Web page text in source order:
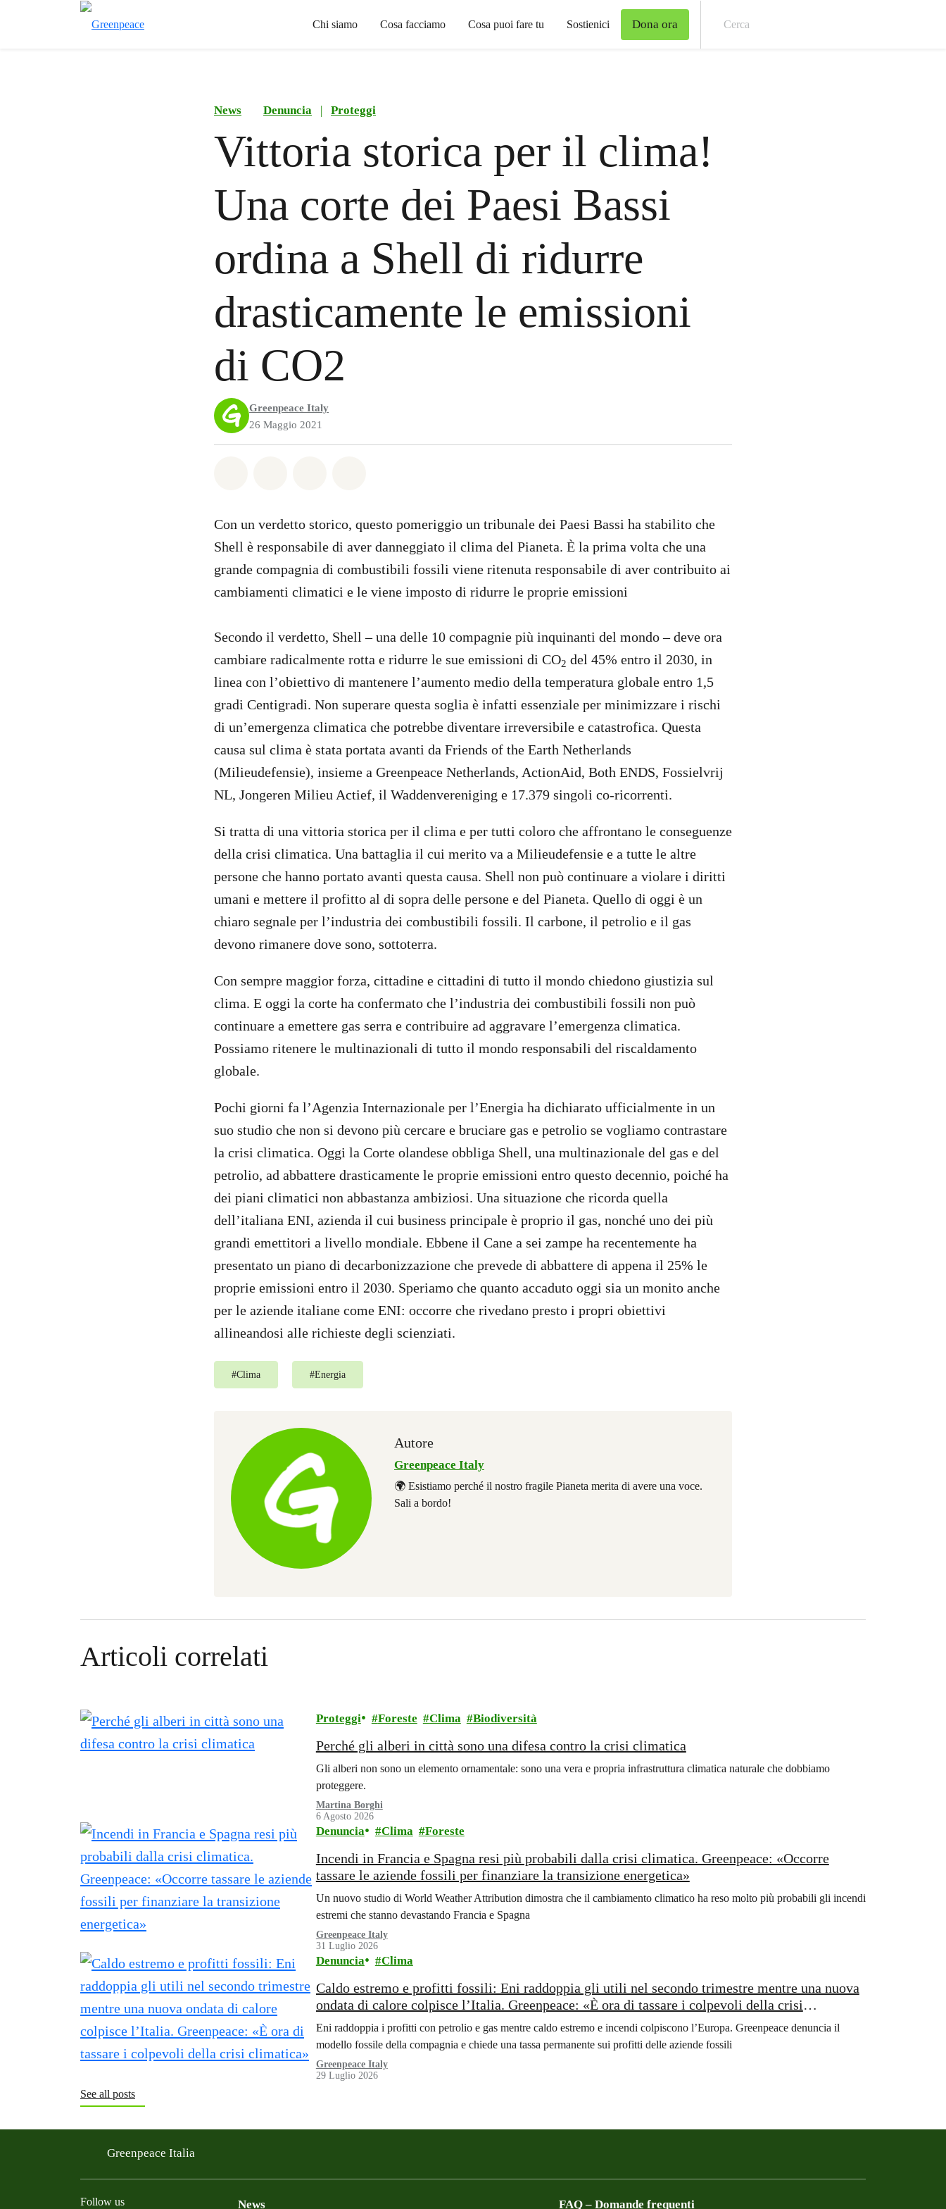
Chi siamo Cosa facciamo Cosa puoi fare tu Sostienici Dona ora
News Denuncia | Proteggi
Vittoria storica per il clima!
Una corte dei Paesi Bassi
ordina a Shell di ridurre
drasticamente le emissioni
di CO2
Greenpeace Italy
26 Maggio 2021
Con un verdetto storico, questo pomeriggio un tribunale dei Paesi Bassi ha stabilito che
Shell è responsabile di aver danneggiato il clima del Pianeta. È la prima volta che una
grande compagnia di combustibili fossili viene ritenuta responsabile di aver contribuito ai
cambiamenti climatici e le viene imposto di ridurre le proprie emissioni
Secondo il verdetto, Shell – una delle 10 compagnie più inquinanti del mondo – deve ora
cambiare radicalmente rotta e ridurre le sue emissioni di CO2 del 45% entro il 2030, in
linea con l’obiettivo di mantenere l’aumento medio della temperatura globale entro 1,5
gradi Centigradi. Non superare questa soglia è infatti essenziale per minimizzare i rischi
di un’emergenza climatica che potrebbe diventare irreversibile e catastrofica. Questa
causa sul clima è stata portata avanti da Friends of the Earth Netherlands
(Milieudefensie), insieme a Greenpeace Netherlands, ActionAid, Both ENDS, Fossielvrij
NL, Jongeren Milieu Actief, il Waddenvereniging e 17.379 singoli co-ricorrenti.
Si tratta di una vittoria storica per il clima e per tutti coloro che affrontano le conseguenze
della crisi climatica. Una battaglia il cui merito va a Milieudefensie e a tutte le altre
persone che hanno portato avanti questa causa. Shell non può continuare a violare i diritti
umani e mettere il profitto al di sopra delle persone e del Pianeta. Quello di oggi è un
chiaro segnale per l’industria dei combustibili fossili. Il carbone, il petrolio e il gas
devono rimanere dove sono, sottoterra.
Con sempre maggior forza, cittadine e cittadini di tutto il mondo chiedono giustizia sul
clima. E oggi la corte ha confermato che l’industria dei combustibili fossili non può
continuare a emettere gas serra e contribuire ad aggravare l’emergenza climatica.
Possiamo ritenere le multinazionali di tutto il mondo responsabili del riscaldamento
globale.
Pochi giorni fa l’Agenzia Internazionale per l’Energia ha dichiarato ufficialmente in un
suo studio che non si devono più cercare e bruciare gas e petrolio se vogliamo contrastare
la crisi climatica. Oggi la Corte olandese obbliga Shell, una multinazionale del gas e del
petrolio, ad abbattere drasticamente le proprie emissioni entro questo decennio, poiché ha
dei piani climatici non abbastanza ambiziosi. Una situazione che ricorda quella
dell’italiana ENI, azienda il cui business principale è proprio il gas, nonché uno dei più
grandi emettitori a livello mondiale. Ebbene il Cane a sei zampe ha recentemente ha
presentato un piano di decarbonizzazione che prevede di abbattere di appena il 25% le
proprie emissioni entro il 2030. Speriamo che quanto accaduto oggi sia un monito anche
per le aziende italiane come ENI: occorre che rivedano presto i propri obiettivi
allineandosi alle richieste degli scienziati.
#Clima #Energia
Autore
Greenpeace Italy
🌍 Esistiamo perché il nostro fragile Pianeta merita di avere una voce.
Sali a bordo!
Articoli correlati
Proteggi Foreste Clima Biodiversità
Perché gli alberi in città sono una difesa contro la crisi climatica
Gli alberi non sono un elemento ornamentale: sono una vera e propria infrastruttura climatica naturale che dobbiamo
proteggere.
Martina Borghi
6 Agosto 2026
Denuncia Clima Foreste
Incendi in Francia e Spagna resi più probabili dalla crisi climatica. Greenpeace: «Occorre
tassare le aziende fossili per finanziare la transizione energetica»
Un nuovo studio di World Weather Attribution dimostra che il cambiamento climatico ha reso molto più probabili gli incendi
estremi che stanno devastando Francia e Spagna
Greenpeace Italy
31 Luglio 2026
Denuncia Clima
Caldo estremo e profitti fossili: Eni raddoppia gli utili nel secondo trimestre mentre una nuova
ondata di calore colpisce l’Italia. Greenpeace: «È ora di tassare i colpevoli della crisi
climatica»
Eni raddoppia i profitti con petrolio e gas mentre caldo estremo e incendi colpiscono l’Europa. Greenpeace denuncia il
modello fossile della compagnia e chiede una tassa permanente sui profitti delle aziende fossili
Greenpeace Italy
29 Luglio 2026
See all posts
Greenpeace Italia
Follow us News FAQ – Domande frequenti